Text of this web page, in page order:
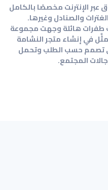
الإنترنت مخصصًا بالكامل
والصنادل وغيرها.
طفرات هائلة وجهت مجموعة
في إنشاء متجر النشامة
تصمم حسب الطلب وتحمل
المجتمع.